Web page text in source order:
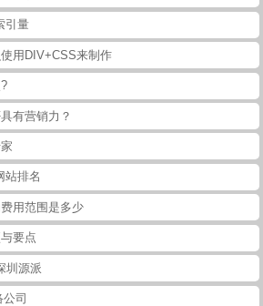
引量
用DIV+CSS来制作
有营销力？
站排名
用范围是多少
要点
圳源派
司